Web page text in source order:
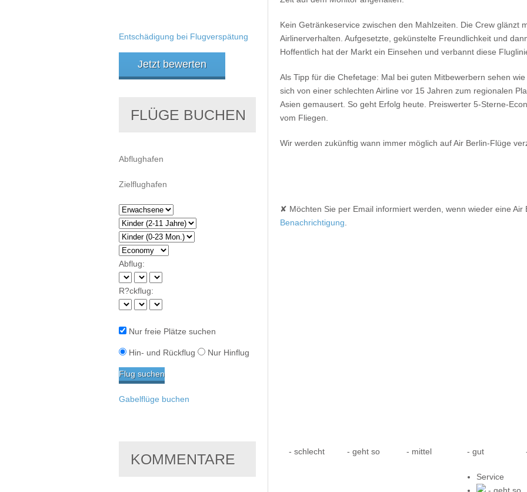
Kein Getränkeservice zwischen den Mahlzeiten. Die Crew glänzt
Airlinerverhalten. Aufgesetzte, gekünstelte Freundlichkeit und
Hoffentlich hat der Markt ein Einsehen und verbannt diese
Als Tipp für die Chefetage: Mal bei guten Mitbewerbern sehen
sich von einer schlechten Airline vor 15 Jahren zum regionalen
Asien gemausert. So geht Erfolg heute. Preiswerter 5-Sterne-
vom Fliegen.
Wir werden zukünftig wann immer möglich auf Air Berlin-Flüge
✘ Möchten Sie per Email informiert werden, wenn wieder eine Air
Benachrichtigung
- schlecht - geht so - mittel - gut
Service
Entschädigung bei Flugverspätung
Jetzt bewerten
FLÜGE BUCHEN
Abflug:
R?ckflug:
Nur freie Plätze suchen
Hin- und Rückflug Nur Hinflug
Gabelflüge buchen
KOMMENTARE